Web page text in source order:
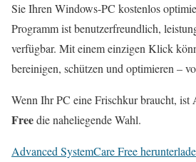
Sie Ihren Windows-PC kostenlos
Programm ist benutzerfreundlich,
verfügbar. Mit einem einzigen Klick
bereinigen, schützen und optimieren –
Wenn Ihr PC eine Frischkur braucht, ist
Freedie naheliegende Wahl.
Advanced SystemCare Free